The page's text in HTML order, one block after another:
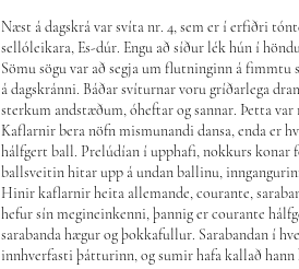
Næst á dagskrá var svíta nr. 4, sem er í erfiðri
sellóleikara, Es-dúr. Engu að síður lék hún í
Sömu sögu var að segja um flutninginn á fimmtu
á dagskránni. Báðar svíturnar voru gríðarlega
sterkum andstæðum, óheftar og sannar. Þetta
Kaflarnir bera nöfn mismunandi dansa, enda er
hálfgert ball. Prelúdían í upphafi, nokkurs konar
ballsveitin hitar upp á undan ballinu,
Hinir kaflarnir heita allemande, courante,
hefur sín megineinkenni, þannig er courante
sarabanda hægur og þokkafullur. Sarabandan í
innhverfasti þátturinn, og sumir hafa kallað hann